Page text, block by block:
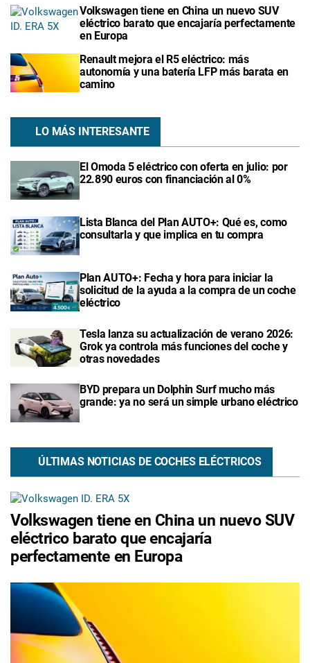
Volkswagen tiene en China un nuevo SUV
eléctrico barato que encajaría perfectamente
en Europa
Renault mejora el R5 eléctrico: más
autonomía y una batería LFP más barata en
camino
LO MÁS INTERESANTE
El Omoda 5 eléctrico con oferta en julio: por
22.890 euros con financiación al 0%
Lista Blanca del Plan AUTO+: Qué es, como
consultarla y que implica en tu compra
Plan AUTO+: Fecha y hora para iniciar la
solicitud de la ayuda a la compra de un coche
eléctrico
Tesla lanza su actualización de verano 2026:
Grok ya controla más funciones del coche y
otras novedades
BYD prepara un Dolphin Surf mucho más
grande: ya no será un simple urbano eléctrico
ÚLTIMAS NOTICIAS DE COCHES ELÉCTRICOS
Volkswagen tiene en China un nuevo SUV
eléctrico barato que encajaría
perfectamente en Europa